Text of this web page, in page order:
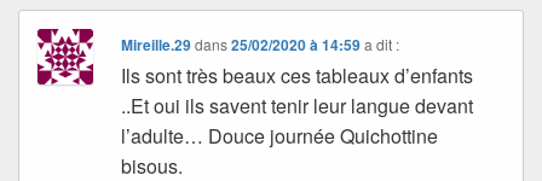
Mireille.29dans25/02/2020 à 14:59 a dit :
Ils sont très beaux ces tableaux d’enfants
..Et oui ils savent tenir leur langue devant
l’adulte… Douce journée Quichottine
bisous.